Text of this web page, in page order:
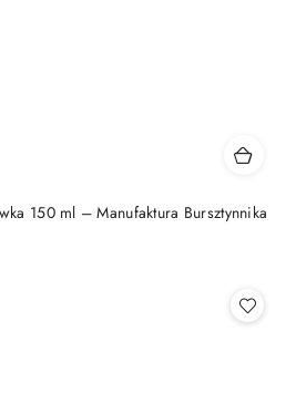
150 ml – Manufaktura Bursztynnika